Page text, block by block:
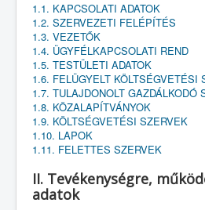
1.1. KAPCSOLATI ADATOK
1.2. SZERVEZETI FELÉPÍTÉS
1.3. VEZETŐK
1.4. ÜGYFÉLKAPCSOLATI REND
1.5. TESTÜLETI ADATOK
1.6. FELÜGYELT KÖLTSÉGVETÉSI
1.7. TULAJDONOLT GAZDÁLKODÓ
1.8. KÖZALAPÍTVÁNYOK
1.9. KÖLTSÉGVETÉSI SZERVEK
1.10. LAPOK
1.11. FELETTES SZERVEK
II. Tevékenységre,
adatok